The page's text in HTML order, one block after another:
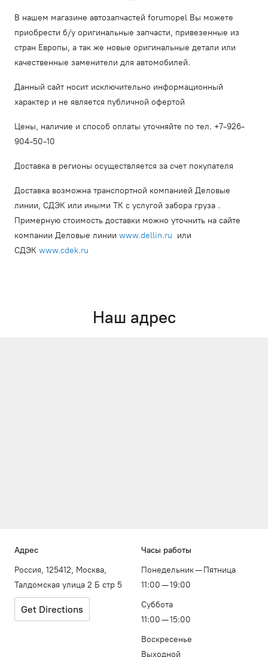
В нашем магазине автозапчастей forumopel Вы можете
приобрести б/у оригинальные запчасти, привезенные из
стран Европы, а так же новые оригинальные детали или
качественные заменители для автомобилей.
Данный сайт носит исключительно информационный
характер и не является публичной офертой
Цены, наличие и способ оплаты уточняйте по тел. +7-926-
904-50-10
Доставка в регионы осуществляется за счет покупателя
Доставка возможна транспортной компанией Деловые
линии, СДЭК или иными ТК с услугой забора груза .
Примерную стоимость доставки можно уточнить на сайте
компании Деловые линии www.dellin.ru или
СДЭК www.cdek.ru
Наш адрес
Адрес
Россия, 125412, Москва,
Талдомская улица 2 Б стр 5
Get Directions
Часы работы
Понедельник — Пятница
11:00 — 19:00
Суббота
11:00 — 15:00
Воскресенье
Выходной